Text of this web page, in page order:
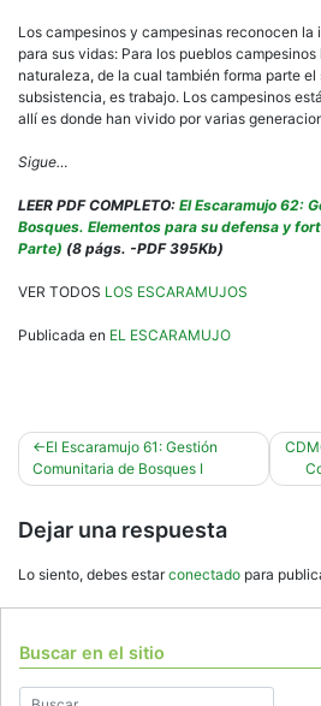
Los campesinos y campesinas reconocen
para sus vidas: Para los pueblos
naturaleza, de la cual también forma parte
subsistencia, es trabajo. Los campesinos
allí es donde han vivido por varias
Sigue…
LEER PDF COMPLETO: El Escaramujo 62:
Bosques. Elementos para su defensa y
Parte) (8 págs. -PDF 395Kb)
VER TODOS LOS ESCARAMUJOS
Publicada en EL ESCARAMUJO
Navegación
de
entradas
El Escaramujo 61: Gestión
Comunitaria de Bosques I
Dejar una respuesta
Lo siento, debes estarconectado para
Buscar en el sitio